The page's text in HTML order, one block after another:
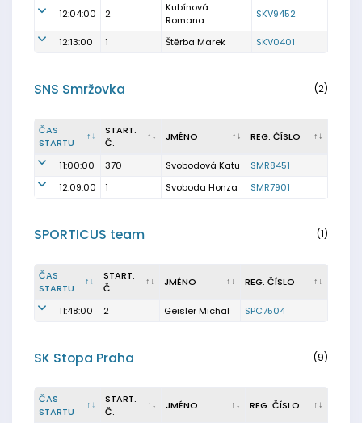
12:04:00 2
Kubínová
Romana
SKV9452
12:13:00 1 Štěrba Marek SKV0401
SNS Smržovka (2)
ČAS
STARTU
START.
Č.
JMÉNO REG. ČÍSLO
11:00:00 370 Svobodová Katu
SMR8451
12:09:00
1 Svoboda Honza SMR7901
SPORTICUS team (1)
ČAS
STARTU
START.
Č.
JMÉNO REG. ČÍSLO
11:48:00 2 Geisler Michal SPC7504
SK Stopa Praha (9)
ČAS
STARTU
START.
Č.
JMÉNO REG. ČÍSLO